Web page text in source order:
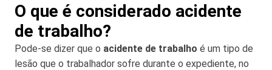
O que é considerado acidente
de trabalho?
Pode-se dizer que o acidente de trabalho é um tipo de
lesão que o trabalhador sofre durante o expediente, no